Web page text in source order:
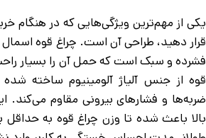
یکی از مهم‌ترین ویژگی‌هایی که در هنگام
فشرده و سبک است که حمل آن را بسیار
قوه از جنس آلیاژ آلومینیوم ساخته
ضربه‌ها و فشارهای بیرونی مقاوم می‌کند.
بالا باعث شده تا وزن چراغ قوه به